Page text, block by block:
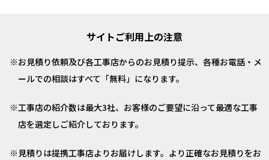
サイトご利用上の注意
お見積り依頼及び各工事店からのお見積り提示、各種お電話・メ
ールでの相談はすべて「無料」になります。
工事店の紹介数は最大3社、お客様のご要望に沿って最適な工事
店を選定しご紹介しております。
見積りは提携工事店よりお届けします。より正確なお見積りをお